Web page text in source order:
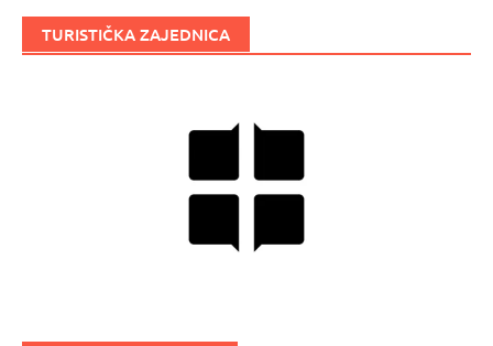
TURISTIČKA ZAJEDNICA